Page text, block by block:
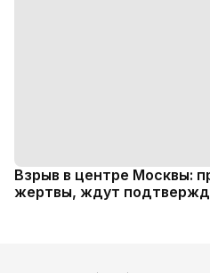
Взрыв в центре Москвы:
жертвы, ждут